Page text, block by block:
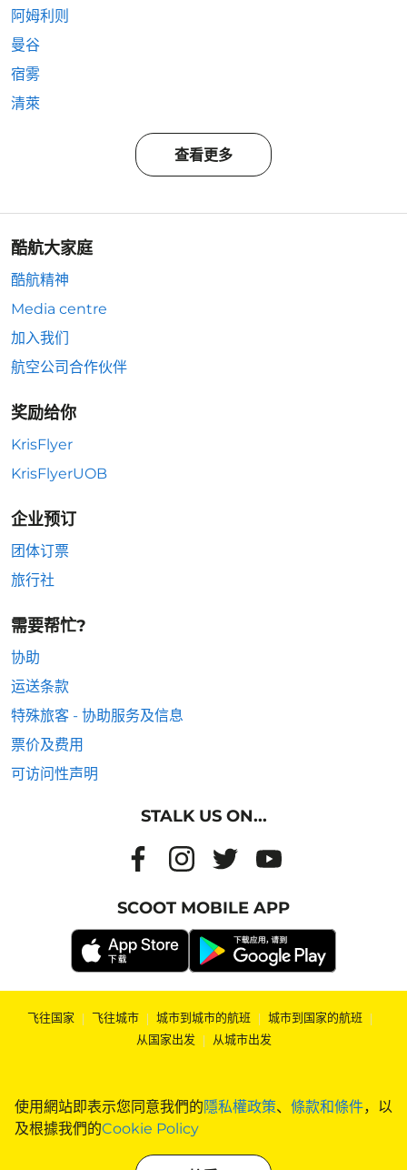
使用網站即表示您同意我們的隱私權政策、 條款和條件，以
及根據我們的Cookie Policy
阿姆利则
曼谷
宿雾
清萊
查看更多
酷航大家庭
酷航精神
Media centre
加入我们
航空公司合作伙伴
奖励给你
KrisFlyer
KrisFlyerUOB
企业预订
团体订票
旅行社
需要帮忙?
协助
运送条款
特殊旅客 - 协助服务及信息
票价及费用
可访问性声明
STALK US ON...
SCOOT MOBILE APP
飞往国家 | 飞往城市 | 城市到城市的航班 | 城市到国家的航班 |
从国家出发 | 从城市出发